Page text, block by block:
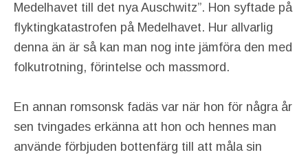
Medelhavet till det nya Auschwitz”. Hon syftade på
flyktingkatastrofen på Medelhavet. Hur allvarlig
denna än är så kan man nog inte jämföra den med
folkutrotning, förintelse och massmord.
En annan romsonsk fadäs var när hon för några år
sen tvingades erkänna att hon och hennes man
använde förbjuden bottenfärg till att måla sin